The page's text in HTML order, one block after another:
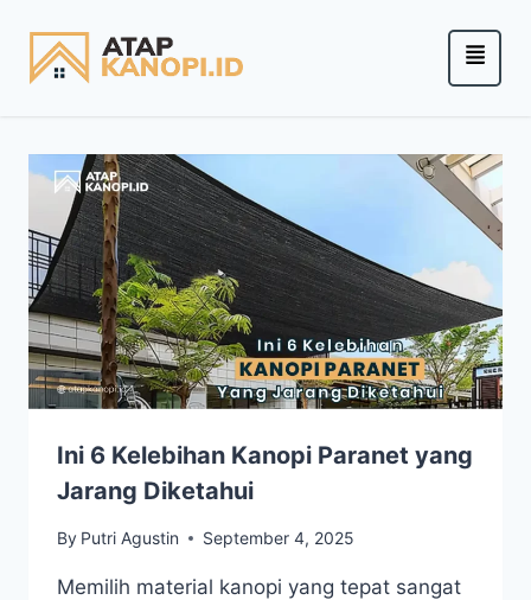
Ini 6 Kelebihan Kanopi Paranet yang
Jarang Diketahui
By Putri Agustin September 4, 2025
Memilih material kanopi yang tepat sangat